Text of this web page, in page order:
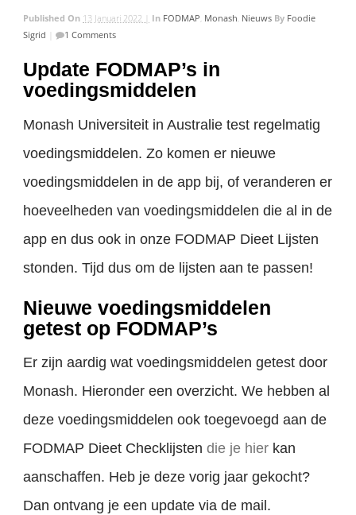
Published On 13 Januari 2022 | In FODMAP, Monash, Nieuws By Foodie
Sigrid
1 Comments
Update FODMAP’s in
voedingsmiddelen
Monash Universiteit in Australie test regelmatig
voedingsmiddelen. Zo komen er nieuwe
voedingsmiddelen in de app bij, of veranderen er
hoeveelheden van voedingsmiddelen die al in de
app en dus ook in onze FODMAP Dieet Lijsten
stonden. Tijd dus om de lijsten aan te passen!
Nieuwe voedingsmiddelen
getest op FODMAP’s
Er zijn aardig wat voedingsmiddelen getest door
Monash. Hieronder een overzicht. We hebben al
deze voedingsmiddelen ook toegevoegd aan de
FODMAP Dieet Checklijstendie je hier kan
aanschaffen. Heb je deze vorig jaar gekocht?
Dan ontvang je een update via de mail.